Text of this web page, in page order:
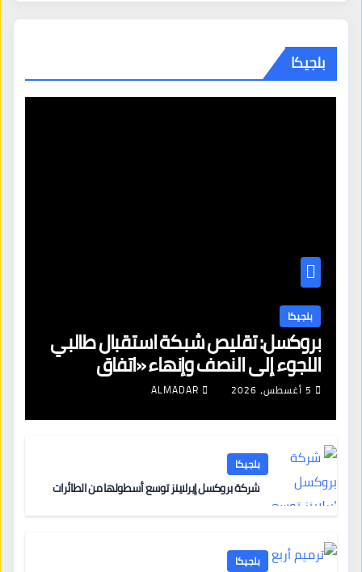
بلجيكا
بلجيكا
بروكسل: تقليص شبكة استقبال طالبي
اللجوء إلى النصف وإنهاء «اتفاق
بروكسل»
5 أغسطس، 2026 ALMADAR
بلجيكا
شركة بروكسل إيرلاينز توسع أسطولها من الطائرات
بلجيكا